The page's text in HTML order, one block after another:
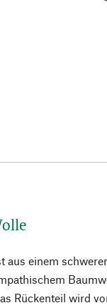
aus einem
Rückenteil wird